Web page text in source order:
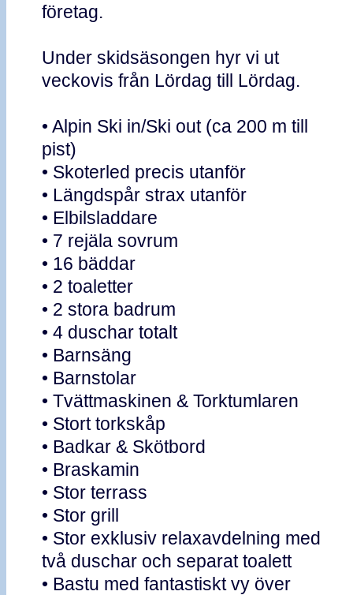
företag.
Under skidsäsongen hyr vi ut
veckovis från Lördag till Lördag.
• Alpin Ski in/Ski out (ca 200 m till
pist)
• Skoterled precis utanför
• Längdspår strax utanför
• Elbilsladdare
• 7 rejäla sovrum
• 16 bäddar
• 2 toaletter
• 2 stora badrum
• 4 duschar totalt
• Barnsäng
• Barnstolar
• Tvättmaskinen & Torktumlaren
• Stort torkskåp
• Badkar & Skötbord
• Braskamin
• Stor terrass
• Stor grill
• Stor exklusiv relaxavdelning med
två duschar och separat toalett
• Bastu med fantastiskt vy över